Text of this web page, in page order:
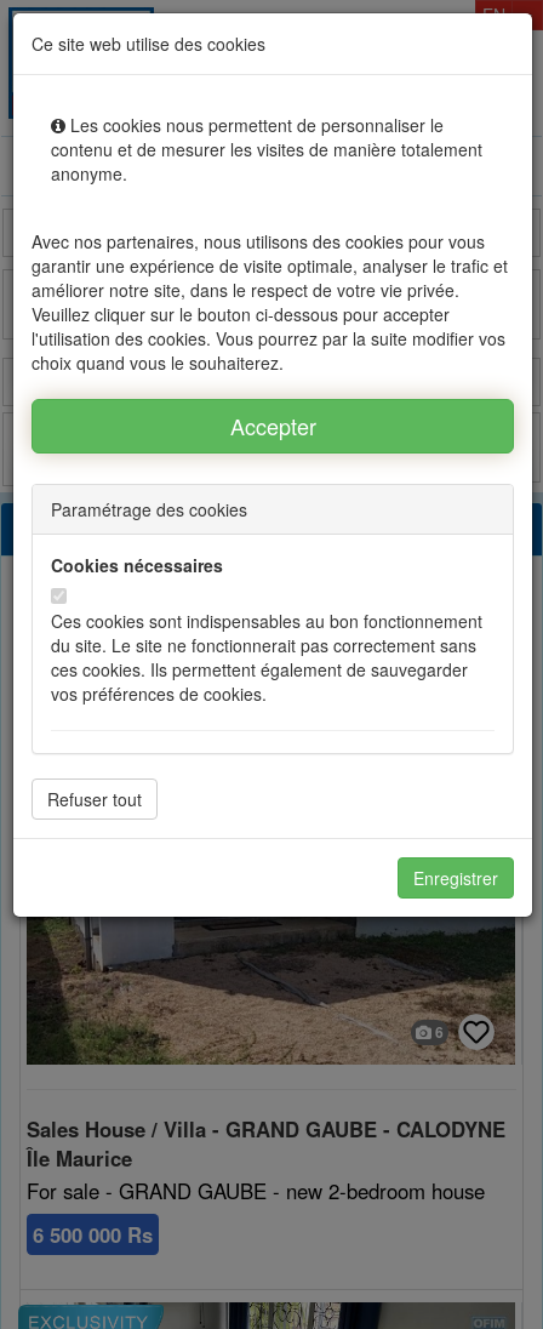
Ce site web utilise des cookies
Les cookies nous permettent de personnaliser le
contenu et de mesurer les visites de manière totalement
anonyme.
Avec nos partenaires, nous utilisons des cookies pour vous
garantir une expérience de visite optimale, analyser le trafic et
améliorer notre site, dans le respect de votre vie privée.
Veuillez cliquer sur le bouton ci-dessous pour accepter
l'utilisation des cookies. Vous pourrez par la suite modifier vos
choix quand vous le souhaiterez.
Paramétrage des cookies
Cookies nécessaires
Ces cookies sont indispensables au bon fonctionnement
du site. Le site ne fonctionnerait pas correctement sans
ces cookies. Ils permettent également de sauvegarder
vos préférences de cookies.
Les cookies de préférences permettent de sauvegarder
Cookies de statistiques
Les cookies de statistiques nous permettent d'améliorer
en permanance le site pour répondre au mieux à vos
attentes et de mesurer l'audience. Les statistiques de
navigation sont anonymes.
Cookies sociaux
Les cookies sociaux sont utilisés pour afficher les réseaux
sociaux afin que vous puissiez partager votre expérience
avec vos amis.
Enregistrer
EN
Rental sale real estate in Mauritius, OFIM network of
Reunion Island Madagascar France
OFIM sur FB OFIM sur Twitter
Favorites Estimate Post
44 found results
List
Sort by price Toggle Dropdown
6
Sales House / Villa - GRAND GAUBE - CALODYNE
Île Maurice
For sale - GRAND GAUBE - new 2-bedroom house
6 500 000 Rs